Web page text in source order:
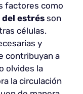
factores como
del estrés son
células.
y
contribuyan a
olvides la
la circulación